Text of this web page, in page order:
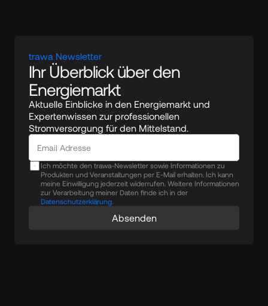
trawa Newsletter
Ihr Überblick über den
Energiemarkt
Aktuelle Einblicke in den Energiemarkt und
Expertenwissen zur professionellen
Stromversorgung für den Mittelstand.
Ich möchte den trawa-Newsletter sowie Informationen zu
Produkten und Veranstaltungen per E-Mail erhalten. Ich kann
meine Einwilligung jederzeit widerrufen. Weitere Informationen
zur Verarbeitung meiner Daten finde ich in der
Datenschutzerklärung.
Absenden